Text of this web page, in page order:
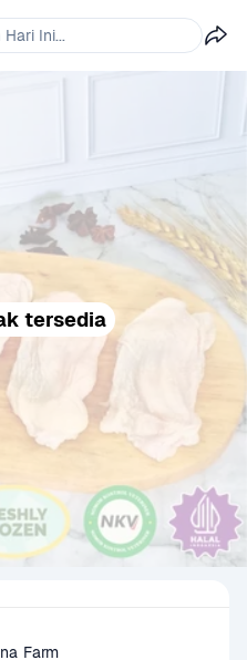
tersedia
Farm
Ini...